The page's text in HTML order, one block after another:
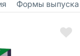
Формы выпуска